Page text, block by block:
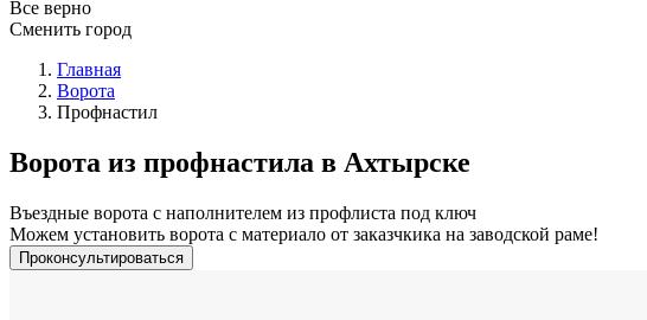
Все верно
Сменить город
Главная
Ворота
Профнастил
Ворота из профнастила в Ахтырске
Въездные ворота с наполнителем из профлиста под ключ
Можем установить ворота с материало от заказчкика на заводской раме!
Проконсультироваться